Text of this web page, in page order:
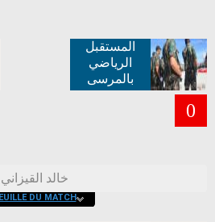
المستقبل
الرياضي
بالمرسى
0
خالد القيزاني
DU MATCH